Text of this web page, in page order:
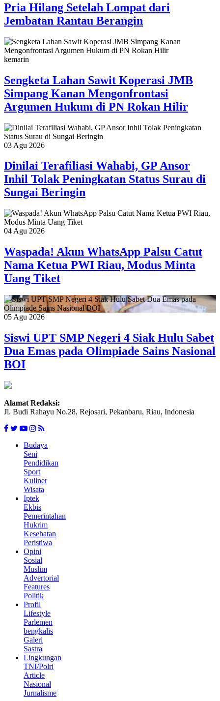
Pria Hilang Setelah Lompat dari
Jembatan Rantau Berangin
kemarin
Sengketa Lahan Sawit Koperasi JMB
Simpang Kanan Mengonfrontasi
Argumen Hukum di PN Rokan Hilir
03 Agu 2026
Dinilai Terafiliasi Wahabi, GP Ansor
Inhil Tolak Peningkatan Status Surau di
Sungai Beringin
04 Agu 2026
Waspada! Akun WhatsApp Palsu Catut
Nama Ketua PWI Riau, Modus Minta
Uang Tiket
05 Agu 2026
Siswi UPT SMP Negeri 4 Siak Hulu Sabet
Dua Emas pada Olimpiade Sains Nasional
BOI
Alamat Redaksi:
Jl. Budi Rahayu No.28, Rejosari, Pekanbaru, Riau, Indonesia
Budaya
Seni
Pendidikan
Sport
Kuliner
Wisata
Iptek
Ekbis
Pemerintahan
Hukrim
Kesehatan
Peristiwa
Opini
Sosial
Muslim
Advertorial
Features
Politik
Profil
Lifestyle
Parlemen
bengkalis
Galeri
Sastra
Lingkungan
TNI/Polri
Article
Nasional
Jurnalisme